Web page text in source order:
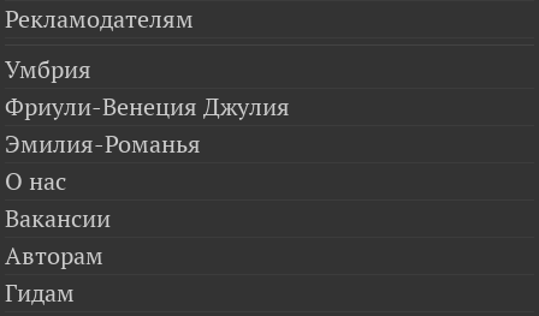
Рекламодателям
Умбрия
Фриули-Венеция Джулия
Эмилия-Романья
О нас
Вакансии
Авторам
Гидам